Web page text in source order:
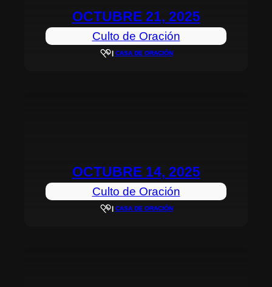
OCTUBRE 21, 2025
Culto de Oración
| CASA DE ORACIÓN
OCTUBRE 14, 2025
Culto de Oración
| CASA DE ORACIÓN